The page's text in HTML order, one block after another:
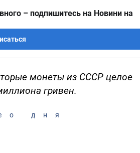
– подпишитесь на Новини на
монеты из СССР целое
гривен.
дня